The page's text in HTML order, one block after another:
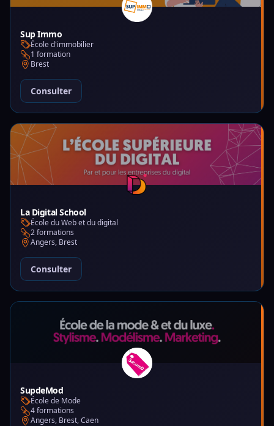
Sup Immo
École d'immobilier
1 formation
Brest
Consulter
La Digital School
École du Web et du digital
2 formations
Angers, Brest
Consulter
SupdeMod
École de Mode
4 formations
Angers, Brest, Caen